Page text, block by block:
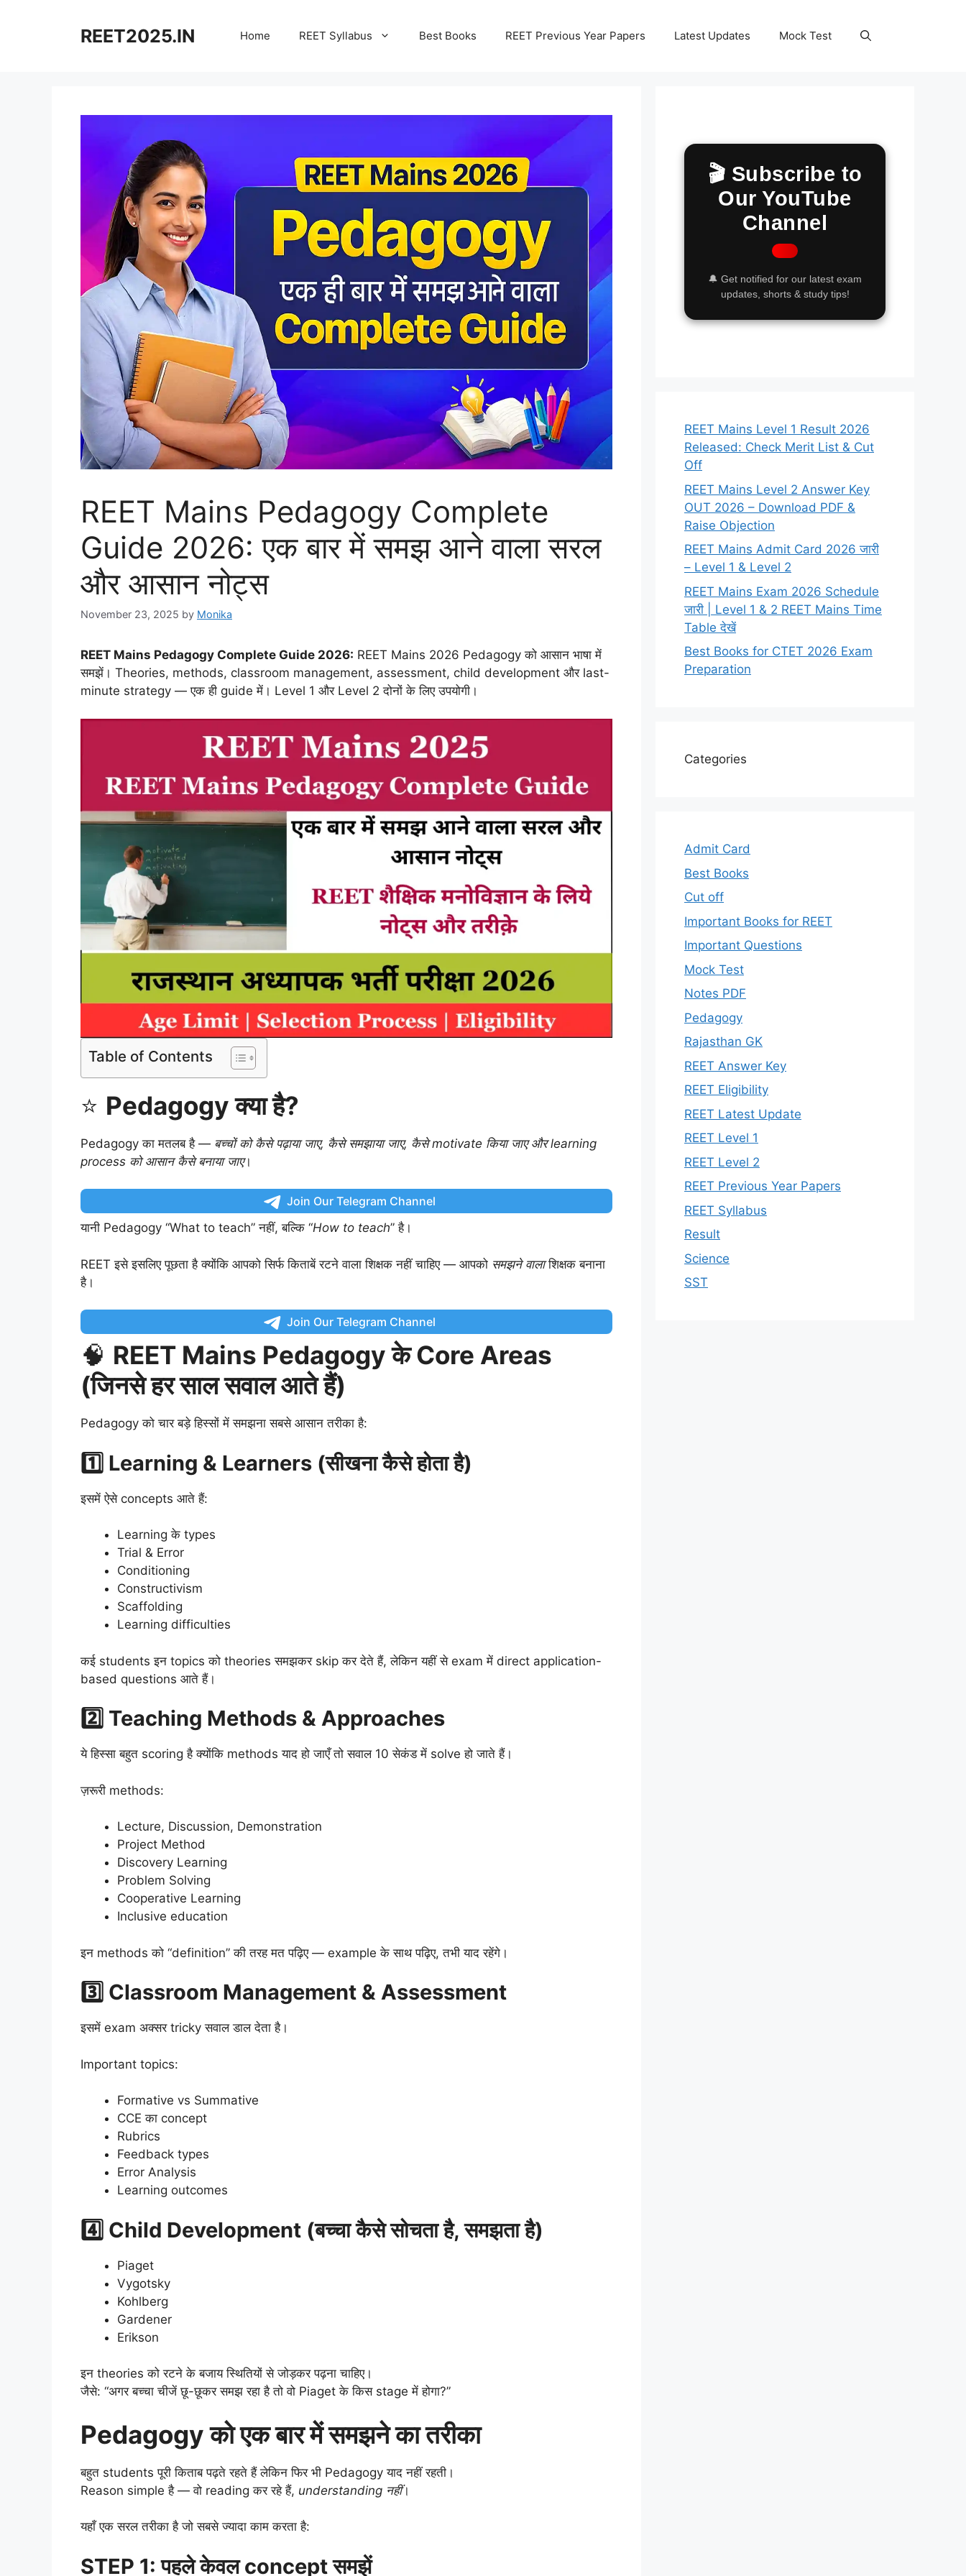
REET2025.IN Home REET Syllabus Best Books REET Previous Year Papers Latest Updates Mock Test
REET Mains Pedagogy Complete
Guide 2026: एक बार में समझ आने वाला सरल
और आसान नोट्स
November 23, 2025 by Monika
REET Mains Pedagogy Complete Guide 2026: REET Mains 2026 Pedagogy को आसान भाषा में
समझें। Theories, methods, classroom management, assessment, child development और last-
minute strategy — एक ही guide में। Level 1 और Level 2 दोनों के लिए उपयोगी।
Table of Contents
⭐ Pedagogy क्या है?
Pedagogy का मतलब है — बच्चों को कैसे पढ़ाया जाए, कैसे समझाया जाए, कैसे motivate किया जाए और learning
process को आसान कैसे बनाया जाए।
Join Our Telegram Channel
यानी Pedagogy “What to teach” नहीं, बल्कि “How to teach” है।
REET इसे इसलिए पूछता है क्योंकि आपको सिर्फ किताबें रटने वाला शिक्षक नहीं चाहिए — आपको समझने वालाशिक्षक बनाना
है।
Join Our Telegram Channel
🧠 REET Mains Pedagogy के Core Areas
(जिनसे हर साल सवाल आते हैं)
Pedagogy को चार बड़े हिस्सों में समझना सबसे आसान तरीका है:
1️⃣ Learning & Learners (सीखना कैसे होता है)
इसमें ऐसे concepts आते हैं:
Learning के types
Trial & Error
Conditioning
Constructivism
Scaffolding
Learning difficulties
कई students इन topics को theories समझकर skip कर देते हैं, लेकिन यहीं से exam में direct application-
based questions आते हैं।
2️⃣ Teaching Methods & Approaches
ये हिस्सा बहुत scoring है क्योंकि methods याद हो जाएँ तो सवाल 10 सेकंड में solve हो जाते हैं।
ज़रूरी methods:
Lecture, Discussion, Demonstration
Project Method
Discovery Learning
Problem Solving
Cooperative Learning
Inclusive education
इन methods को “definition” की तरह मत पढ़िए — example के साथ पढ़िए, तभी याद रहेंगे।
3️⃣ Classroom Management & Assessment
इसमें exam अक्सर tricky सवाल डाल देता है।
Important topics:
Formative vs Summative
CCE का concept
Rubrics
Feedback types
Error Analysis
Learning outcomes
4️⃣ Child Development (बच्चा कैसे सोचता है, समझता है)
Piaget
Vygotsky
Kohlberg
Gardener
Erikson
इन theories को रटने के बजाय स्थितियों से जोड़कर पढ़ना चाहिए।
जैसे: “अगर बच्चा चीजें छू-छूकर समझ रहा है तो वो Piaget के किस stage में होगा?”
Pedagogy को एक बार में समझने का तरीका
बहुत students पूरी किताब पढ़ते रहते हैं लेकिन फिर भी Pedagogy याद नहीं रहती।
Reason simple है — वो reading कर रहे हैं, understanding नहीं।
यहाँ एक सरल तरीका है जो सबसे ज्यादा काम करता है:
STEP 1: पहले केवल concept समझें
🎬 Subscribe to
Our YouTube
Channel
🔔 Get notified for our latest exam
updates, shorts & study tips!
REET Mains Level 1 Result 2026
Released: Check Merit List & Cut
Off
REET Mains Level 2 Answer Key
OUT 2026 – Download PDF &
Raise Objection
REET Mains Admit Card 2026 जारी
– Level 1 & Level 2
REET Mains Exam 2026 Schedule
जारी | Level 1 & 2 REET Mains Time
Table देखें
Best Books for CTET 2026 Exam
Preparation
Categories
Admit Card
Best Books
Cut off
Important Books for REET
Important Questions
Mock Test
Notes PDF
Pedagogy
Rajasthan GK
REET Answer Key
REET Eligibility
REET Latest Update
REET Level 1
REET Level 2
REET Previous Year Papers
REET Syllabus
Result
Science
SST